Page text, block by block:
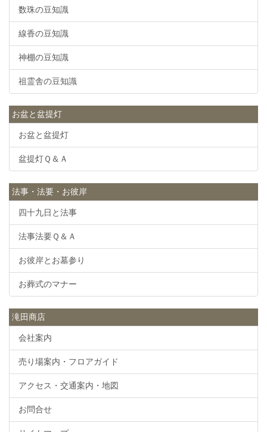
数珠の豆知識
線香の豆知識
神棚の豆知識
祖霊舎の豆知識
お盆と盆提灯
お盆と盆提灯
盆提灯Ｑ＆Ａ
法事・法要・お彼岸
四十九日と法事
法事法要Ｑ＆Ａ
お彼岸とお墓参り
お葬式のマナー
滝田商店
会社案内
売り場案内・フロアガイド
アクセス・交通案内・地図
お問合せ